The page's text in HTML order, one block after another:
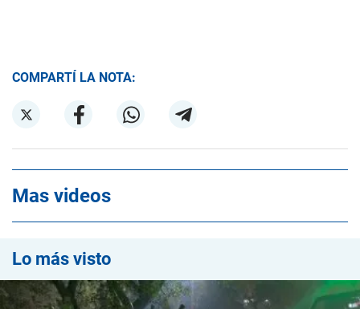
COMPARTÍ LA NOTA:
Mas videos
Lo más visto